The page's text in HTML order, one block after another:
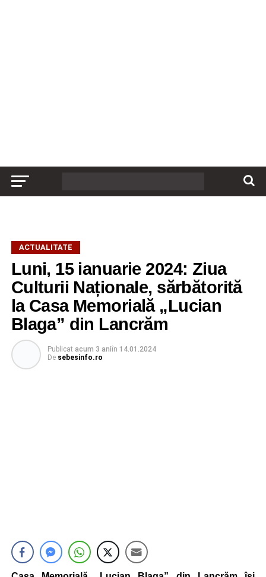
ACTUALITATE
Luni, 15 ianuarie 2024: Ziua
Culturii Naționale, sărbătorită
la Casa Memorială „Lucian
Blaga” din Lancrăm
Publicat acum 3 aniîn 14.01.2024
De sebesinfo.ro